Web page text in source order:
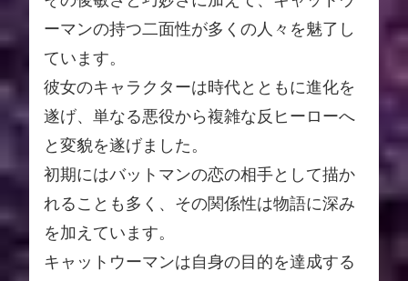
ーマンの持つ二面性が多くの人々を魅了し
ています。
彼女のキャラクターは時代とともに進化を
遂げ、単なる悪役から複雑な反ヒーローへ
と変貌を遂げました。
初期にはバットマンの恋の相手として描か
れることも多く、その関係性は物語に深み
を加えています。
キャットウーマンは自身の目的を達成する